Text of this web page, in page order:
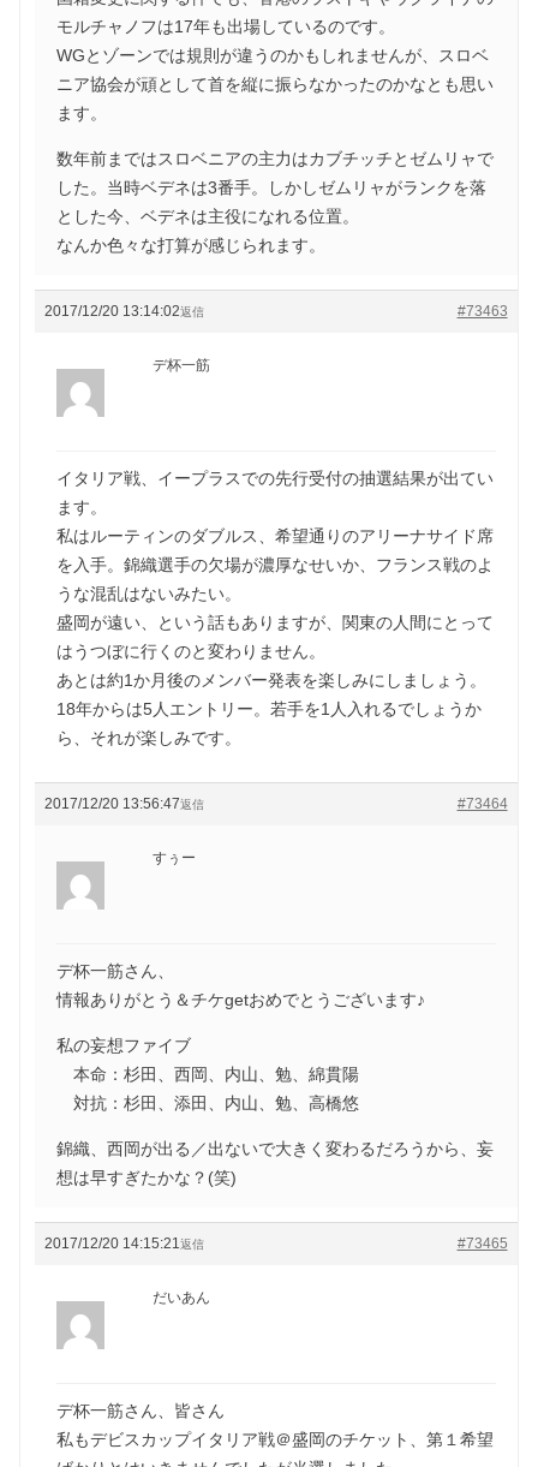
モルチャノフは17年も出場しているのです。
WGとゾーンでは規則が違うのかもしれませんが、スロベ
ニア協会が頑として首を縦に振らなかったのかなとも思い
ます。
数年前まではスロベニアの主力はカブチッチとゼムリャで
した。当時ベデネは3番手。しかしゼムリャがランクを落
とした今、ベデネは主役になれる位置。
なんか色々な打算が感じられます。
2017/12/20 13:14:02 #73463
返信
デ杯一筋
イタリア戦、イープラスでの先行受付の抽選結果が出てい
ます。
私はルーティンのダブルス、希望通りのアリーナサイド席
を入手。錦織選手の欠場が濃厚なせいか、フランス戦のよ
うな混乱はないみたい。
盛岡が遠い、という話もありますが、関東の人間にとって
はうつぼに行くのと変わりません。
あとは約1か月後のメンバー発表を楽しみにしましょう。
18年からは5人エントリー。若手を1人入れるでしょうか
ら、それが楽しみです。
2017/12/20 13:56:47 #73464
返信
すぅー
デ杯一筋さん、
情報ありがとう＆チケgetおめでとうございます♪
私の妄想ファイブ
本命：杉田、西岡、内山、勉、綿貫陽
対抗：杉田、添田、内山、勉、高橋悠
錦織、西岡が出る／出ないで大きく変わるだろうから、妄
想は早すぎたかな？(笑)
2017/12/20 14:15:21 #73465
返信
だいあん
デ杯一筋さん、皆さん
私もデビスカップイタリア戦＠盛岡のチケット、第１希望